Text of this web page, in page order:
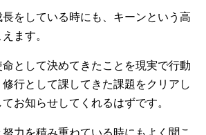
をしている時にも、キーンという高
ます。
として決めてきたことを現実で行動
行として課してきた課題をクリアし
お知らせしてくれるはずです。